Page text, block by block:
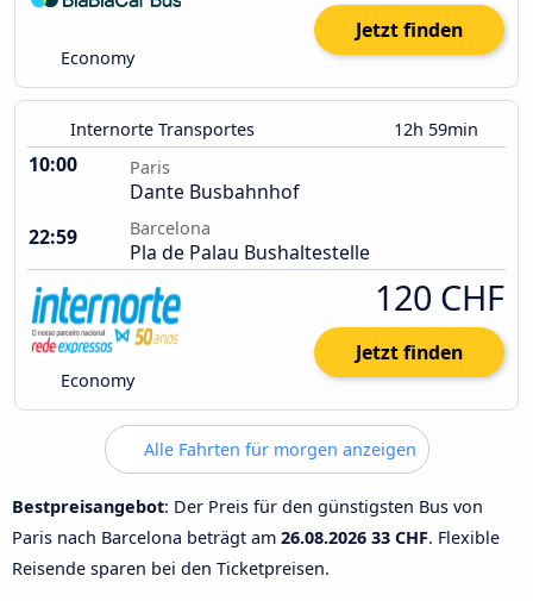
Economy
Jetzt finden
Internorte Transportes 12h 59min
10:00 Paris
Dante Busbahnhof
22:59
Barcelona
Pla de Palau Bushaltestelle
Economy
120 CHF
Jetzt finden
Alle Fahrten für morgen anzeigen
Bestpreisangebot: Der Preis für den günstigsten Bus von
Paris nach Barcelona beträgt am 26.08.2026 33 CHF. Flexible
Reisende sparen bei den Ticketpreisen.